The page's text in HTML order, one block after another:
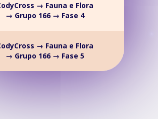
→ Fauna e Flora
→ Grupo 166 → Fase 4
→ Fauna e Flora
→ Grupo 166 → Fase 5